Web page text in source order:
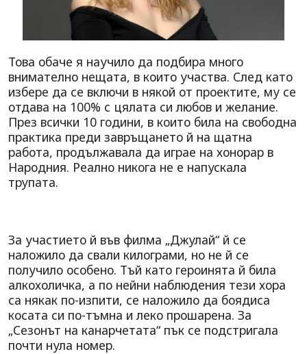
Това обаче я научило да подбира много
внимателно нещата, в които участва. След като
избере да се включи в някой от проектите, му се
отдава на 100% с цялата си любов и желание.
През всички 10 години, в които била на свободна
практика преди завръщането й на щатна
работа, продължавала да играе на хонорар в
Народния. Реално никога не е напускала
трупата.
За участието й във филма „Джулай“ й се
наложило да свали килограми, но не й се
получило особено. Тъй като героинята й била
алкохоличка, а по нейни наблюдения тези хора
са някак по-изпити, се наложило да боядиса
косата си по-тъмна и леко прошарена. За
„Сезонът на канарчетата“ пък се подстригала
почти нула номер.